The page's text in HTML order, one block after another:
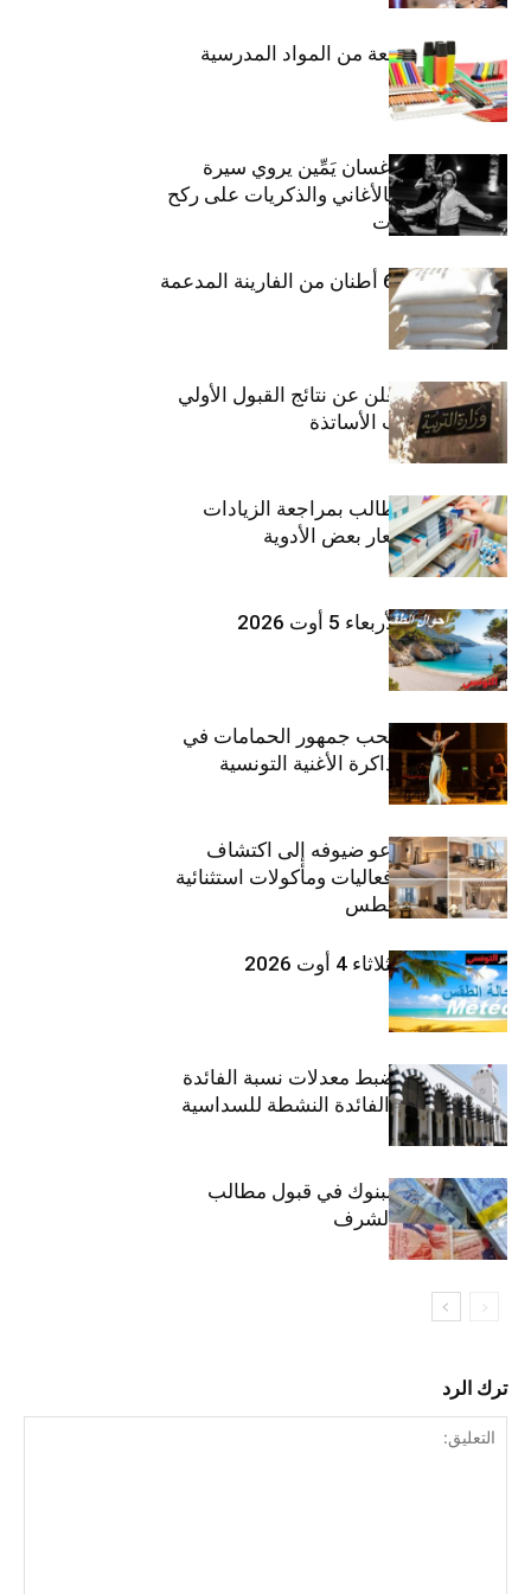
حجز 1926 قطعة من المواد المدرسية
الفنان اللبناني غسان يَمِّين يروي سيرة
شارل أزنافور بالأغاني والذكريات على ركح
مسرح الحمامات
منوبة: حجز 6،3 أطنان من الفارينة المدعمة
وزارة التربية تعلن عن نتائج القبول الأولي
لمناظرة انتداب الأساتذة
اتحاد الشغل يطالب بمراجعة الزيادات
الأخيرة في أسعار بعض الأدوية
طقس اليوم الأربعاء 5 أوت 2026
بثينة نابولي تصحب جمهور الحمامات في
“دوليشة” بين ذاكرة الأغنية التونسية
وإنتاجها الجديد
ذا إتش دبي يدعو ضيوفه إلى اكتشاف
تجارب إقامة وفعاليات ومأكولات استثنائية
خلال شهر أغسطس
طقس اليوم الثلاثاء 4 أوت 2026
وزارة المالية: ضبط معدلات نسبة الفائدة
الفعلية وحدود الفائدة النشطة للسداسية
الثانية
موعد انطلاق البنوك في قبول مطالب
القروض على الشرف
ترك الرد